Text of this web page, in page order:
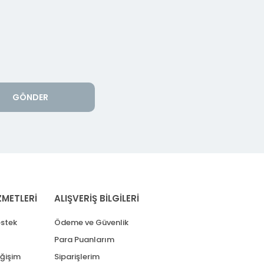
GÖNDER
ALIŞVERİŞ BİLGİLERİ
Ödeme ve Güvenlik
Para Puanlarım
Siparişlerim